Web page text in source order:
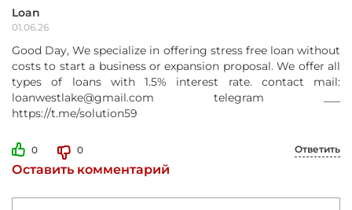
Loan
01.06.26
Good Day, We specialize in offering stress free loan without
costs to start a business or expansion proposal. We offer all
types of loans with 1.5% interest rate. contact mail:
loanwestlake@gmail.com telegram ___
https://t.me/solution59
0 0 Ответить
Оставить комментарий